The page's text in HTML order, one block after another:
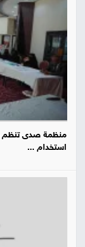
استخدام ...